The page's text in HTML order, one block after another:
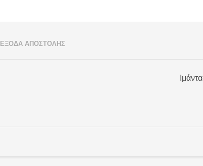
ΈΞΟΔΑ ΑΠΟΣΤΟΛΉΣ